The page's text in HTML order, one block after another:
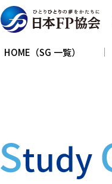
HOME（SG 一覧）